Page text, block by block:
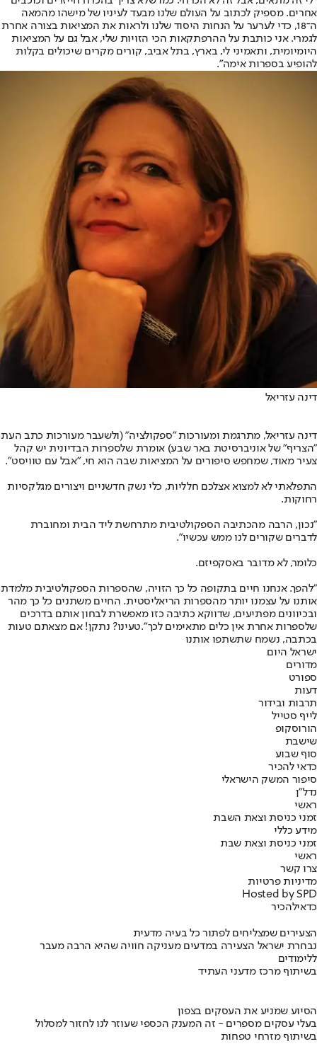
אחרים. מספיק לכתוב על העולם שלנו מבעד לעיניו של מישהו מהמאה
ה־18, כדי לערער על הנחות היסוד שלנו ולראות את המציאות בצורה אחרת
לגמרי. אני כותבת על ההרפתקאות הכי הזויות שלי, אבל גם על המציאות
היומיומית, ותאמיני לי, בארץ, בתל אביב, קורים מקרים שיכולים בקלות
להופיע בספרות אימה".
דינה עזריאל
דינה עזריאל, מתרגמת ומעורכות ״ספקולציה״ (ולשעבר מעורכות כתב העת
״הצריף״ של אוניברסיטת באר שבע) אומרת שלספרות הבדיונית יש קהל
צעיר מאוד, שמחפש סיפורים על המציאות שבה הוא חי, "אבל עם טוויסט".
התפלאתי לא למצוא אצלכם חלליות, כלי נשק חדשניים ויצורים מגלקסיות
רחוקות.
״נכון, הרבה מהכתיבה הספקולטיבית מתרחשת ליד הבית ומחוברת
לדברים שקורים לנו ממש עכשיו".
כלומר, לא מדובר באסקפיזם.
״להפך. אנחנו חיים בתקופה כל כך הזויה, שהספרות הספקולטיבית מלמדת
אותנו על עצמנו יותר מהספרות הריאליסטית. החיים משתנים כל כך מהר
ובכיוונים מפתיעים, שדווקא כתיבה כזו מאפשרת לבחון אותם בדרכים
שלספרות אחרת אין כלים מתאימים לכך".טעינו? נתקן! אם מצאתם טעות
בכתבה, נשמח שתשתפו אותנו
ישראל היום
מדורים
ספורט
דעות
תרבות ובידור
לייף סטייל
הורוסקופ
שישבת
סוף שבוע
כדאי להכיר
סיפור המשק הישראלי
נדל"ן
ראשי
זמני כניסת וצאת השבת
מידע כללי
זמני כניסת וצאת שבת
ראשי
צרו קשר
מדיניות פרטיות
Hosted by SPD
כדאילהכיר
הצעירים שמצליחים לפתור כל בעיה מדעית
נבחרת ישראל הצעירה במדעים מעניקה חוויה שהיא הרבה מעבר
ללימודים
בשיתוף מרכז מדעני העתיד
הסיוע שמניע את העסקים בצפון
בעלי עסקים מספרים - זה המענק הכספי שעוזר לנו לחזור למסלול
בשיתוף מזרחי טפחות